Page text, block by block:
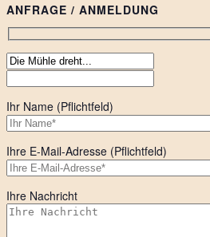
ANFRAGE / ANMELDUNG
Ihr Name (Pflichtfeld)
Ihre E-Mail-Adresse (Pflichtfeld)
Ihre Nachricht